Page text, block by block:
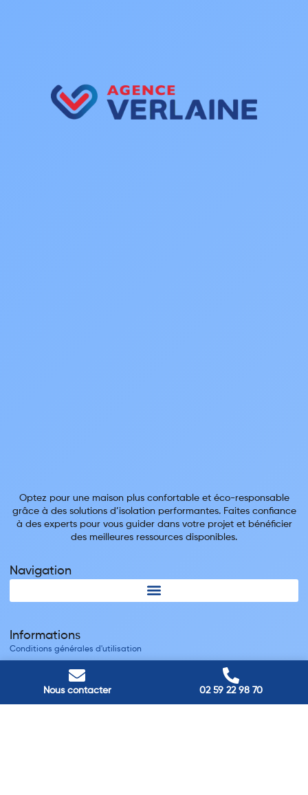
Nous contacter 02 59 22 98 70
Optez pour une maison plus confortable et éco-responsable
grâce à des solutions d’isolation performantes. Faites confiance
à des experts pour vous guider dans votre projet et bénéficier
des meilleures ressources disponibles.
Navigation
Informations
Conditions générales d'utilisation
Nous contacter